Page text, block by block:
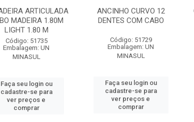
ARTICULADA
MADEIRA 1.80M
LIGHT 1.80 M
Código: 51735
Embalagem: UN
MINASUL
Faça seu login ou
cadastre-se para
ver preços e
comprar
ANCINHO CURVO 12
DENTES COM CABO
Código: 51729
Embalagem: UN
MINASUL
Faça seu login ou
cadastre-se para
ver preços e
comprar